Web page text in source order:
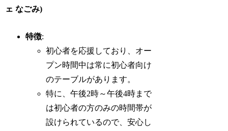
ェ なごみ)
特徴:
初心者を応援しており、オー
プン時間中は常に初心者向け
のテーブルがあります。
特に、午後2時～午後4時まで
は初心者の方のみの時間帯が
設けられているので、安心し